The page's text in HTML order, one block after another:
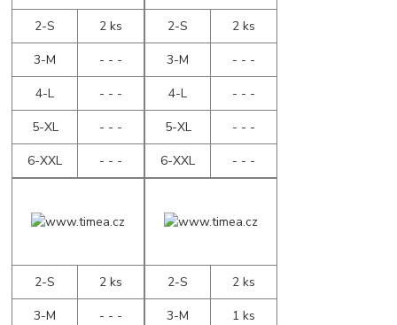
2-S
2 ks
3-M
- - -
4-L
- - -
5-XL
- - -
6-XXL
- - -
2-S
2 ks
3-M
- - -
4-L
- - -
5-XL
- - -
6-XXL
- - -
2-S
2 ks
3-M
- - -
2-S
2 ks
3-M
1 ks